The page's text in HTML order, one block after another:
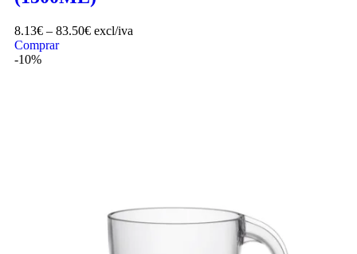
8.13€ – 83.50€ excl/iva
Comprar
-10%